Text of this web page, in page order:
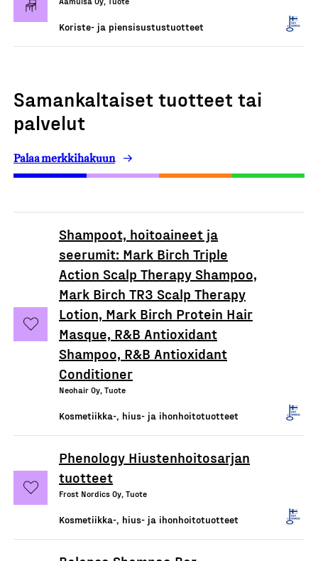
Koriste- ja piensisustustuotteet
Samankaltaiset tuotteet tai
palvelut
Palaa merkkihakuun
Shampoot, hoitoaineet ja
seerumit: Mark Birch Triple
Action Scalp Therapy Shampoo,
Mark Birch TR3 Scalp Therapy
Lotion, Mark Birch Protein Hair
Masque, R&B Antioxidant
Shampoo, R&B Antioxidant
Conditioner
Neohair Oy, Tuote
Kosmetiikka-, hius- ja ihonhoitotuotteet
Phenology Hiustenhoitosarjan
tuotteet
Frost Nordics Oy, Tuote
Kosmetiikka-, hius- ja ihonhoitotuotteet